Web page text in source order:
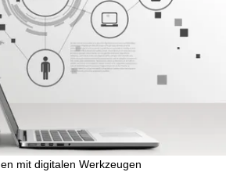
mit digitalen Werkzeugen